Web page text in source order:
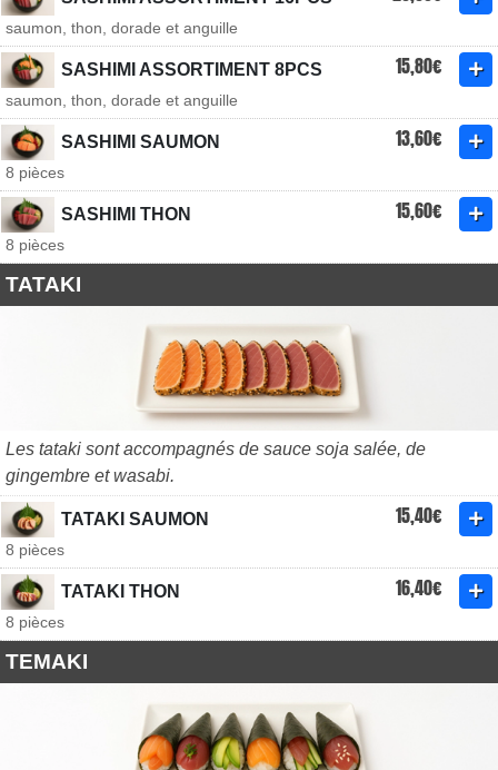
saumon, thon, dorade et anguille
SASHIMI ASSORTIMENT 8PCS 15,80€
saumon, thon, dorade et anguille
SASHIMI SAUMON 13,60€
8 pièces
SASHIMI THON 15,60€
8 pièces
TATAKI
Les tataki sont accompagnés de sauce soja salée, de
gingembre et wasabi.
TATAKI SAUMON 15,40€
8 pièces
TATAKI THON 16,40€
8 pièces
TEMAKI